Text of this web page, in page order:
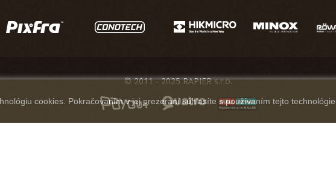
cookies. Pokračovaním v jej prezeraní súhlasíte s používaním tejto technológie.
© 2011 - 2025 RAPIER s.r.o.